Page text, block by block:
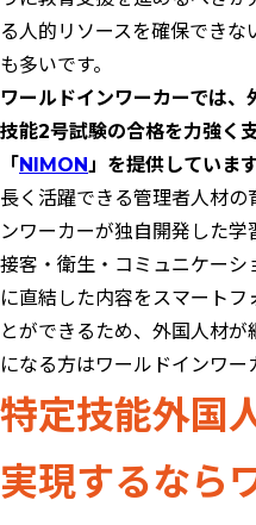
る人的リソースを確保でき
も多いです。
ワールドインワーカーでは
技能2号試験の合格を力強
「 NIMON」を提供しています
長く活躍できる管理者人材
ンワーカーが独自開発した学
接客・衛生・コミュニケー
に直結した内容をスマート
とができるため、外国人材
になる方はワールドインワー
特定技能外国
実現するなら